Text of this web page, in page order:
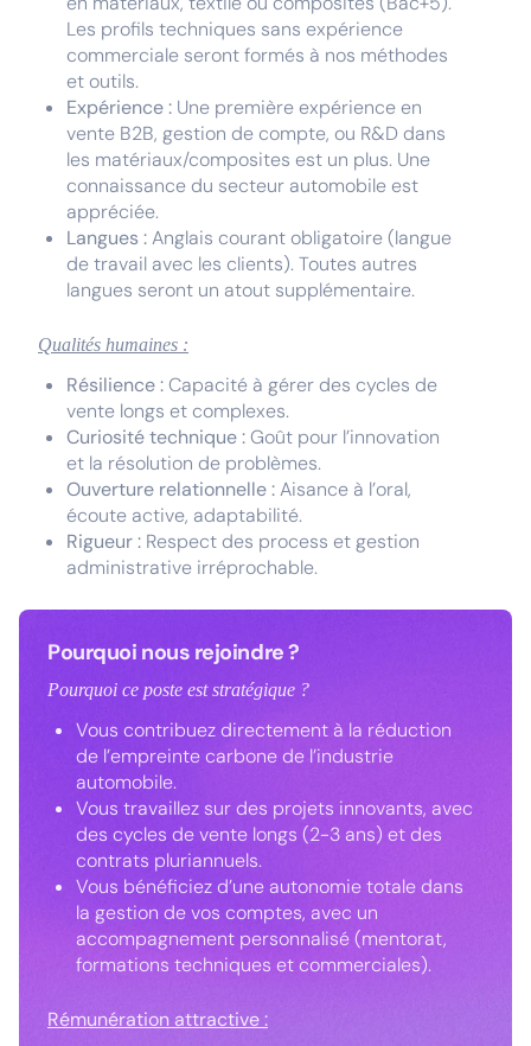
Les profils techniques sans expérience
commerciale seront formés à nos méthodes
et outils.
Expérience : Une première expérience en
vente B2B, gestion de compte, ou R&D dans
les matériaux/composites est un plus. Une
connaissance du secteur automobile est
appréciée.
Langues :Anglais courant obligatoire (langue
de travail avec les clients). Toutes autres
langues seront un atout supplémentaire.
Qualités humaines :
Résilience :Capacité à gérer des cycles de
vente longs et complexes.
Curiosité technique :Goût pour l’innovation
et la résolution de problèmes.
Ouverture relationnelle :Aisance à l’oral,
écoute active, adaptabilité.
Rigueur : Respect des process et gestion
administrative irréprochable.
Pourquoi nous rejoindre ?
Pourquoi ce poste est stratégique ?
Vous contribuez directement à la réduction
de l’empreinte carbone de l’industrie
automobile.
Vous travaillez sur des projets innovants, avec
des cycles de vente longs (2-3 ans) et des
contrats pluriannuels.
Vous bénéficiez d’une autonomie totale dans
la gestion de vos comptes, avec un
accompagnement personnalisé (mentorat,
formations techniques et commerciales).
Rémunération attractive :